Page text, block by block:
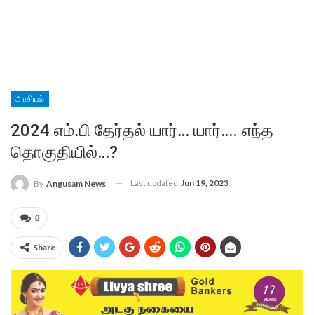
அரசியல்
2024 எம்.பி தேர்தல் யார்… யார்…. எந்த
தொகுதியில்…?
By Angusam News Last updated Jun 19, 2023
0
Share